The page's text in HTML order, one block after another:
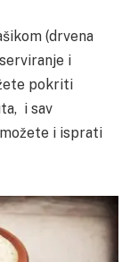
(drvena
i
pokriti
i sav
i isprati